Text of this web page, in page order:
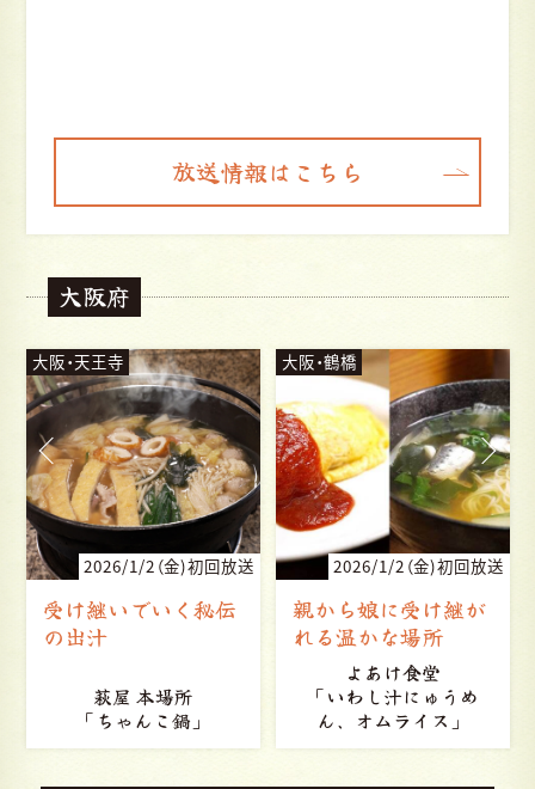
放送情報はこちら
大阪府
大阪・鶴橋
2026/1/2（金)初回放送
親から娘に受け継が
れる温かな場所
「いわし汁にゅうめ
ん、オムライス」
大阪・河内長野
2025/9/20（土)初回放送
父から娘へ 受け継
がれる味と人情
麺坊 蕎麦博
「天ざる」